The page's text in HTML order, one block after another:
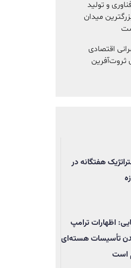
و تولید
میدان
اقتصادی
هفتگانه در
اظهارات ترامپ
تأسيسات هسته‌ای
است